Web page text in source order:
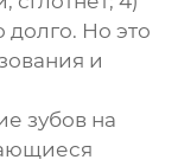
долго. Но это
и
зубов на